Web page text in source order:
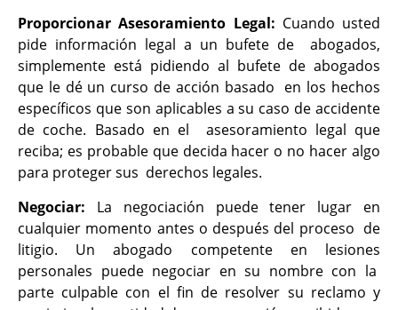
Proporcionar Asesoramiento Legal: Cuando usted
pide información legal a un bufete de abogados,
simplemente está pidiendo al bufete de abogados
que le dé un curso de acción basado en los hechos
específicos que son aplicables a su caso de accidente
de coche. Basado en el asesoramiento legal que
reciba; es probable que decida hacer o no hacer algo
para proteger sus derechos legales.
Negociar:
La negociación puede tener lugar en
cualquier momento antes o después del proceso de
litigio. Un abogado competente en lesiones
personales puede negociar en su nombre con la
parte culpable con el fin de resolver su reclamo y